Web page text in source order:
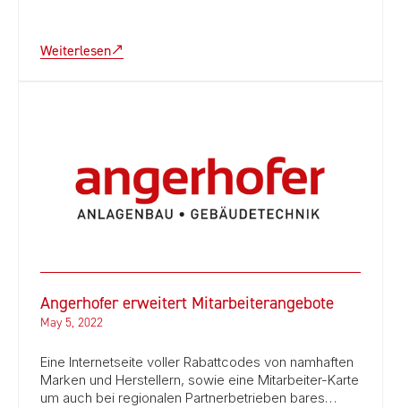
Weiterlesen
Angerhofer erweitert Mitarbeiterangebote
May 5, 2022
Eine Internetseite voller Rabattcodes von namhaften
Marken und Herstellern, sowie eine Mitarbeiter-Karte
um auch bei regionalen Partnerbetrieben bares…